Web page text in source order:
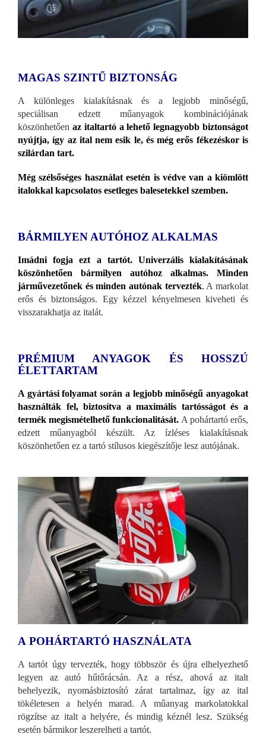
MAGAS SZINTŰ BIZTONSÁG
A különleges kialakításnak és a legjobb minőségű,
speciálisan edzett műanyagok kombinációjának
köszönhetően az italtartó a lehető legnagyobb biztonságot
nyújtja, így az ital nem esik le, és még erős fékezéskor is
szilárdan tart.
Még szélsőséges használat esetén is védve van a kiömlött
italokkal kapcsolatos esetleges balesetekkel szemben.
BÁRMILYEN AUTÓHOZ ALKALMAS
Imádni fogja ezt a tartót. Univerzális kialakításának
köszönhetően bármilyen autóhoz alkalmas. Minden
járművezetőnek és minden autónak tervezték. A markolat
erős és biztonságos. Egy kézzel kényelmesen kiveheti és
visszarakhatja az italát.
PRÉMIUM ANYAGOK ÉS HOSSZÚ
ÉLETTARTAM
A gyártási folyamat során a legjobb minőségű anyagokat
használták fel, biztosítva a maximális tartósságot és a
termék megismételhető funkcionalitását. A pohártartó erős,
edzett műanyagból készült. Az ízléses kialakításnak
köszönhetően ez a tartó stílusos kiegészítője lesz autójának.
A POHÁRTARTÓ HASZNÁLATA
A tartót úgy tervezték, hogy többször és újra elhelyezhető
legyen az autó hűtőrácsán. Az a rész, ahová az italt
behelyezik, nyomásbiztosító zárat tartalmaz, így az ital
tökéletesen a helyén marad. A műanyag markolatokkal
rögzítse az italt a helyére, és mindig kéznél lesz. Szükség
esetén bármikor leszerelheti a tartót.